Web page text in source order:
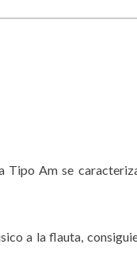
Tipo Am se
a la flauta,